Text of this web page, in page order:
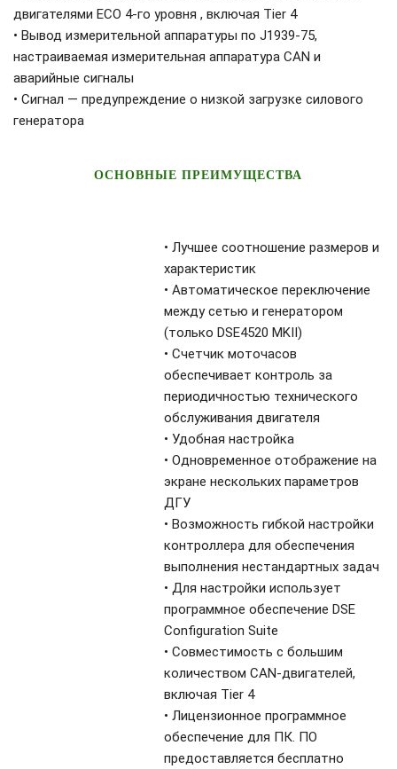
двигателями ECO 4-го уровня , включая Tier 4
• Вывод измерительной аппаратуры по J1939-75,
настраиваемая измерительная аппаратура CAN и
аварийные сигналы
• Сигнал — предупреждение о низкой загрузке силового
генератора
ОСНОВНЫЕ ПРЕИМУЩЕСТВА
• Лучшее соотношение размеров и
характеристик
• Автоматическое переключение
между сетью и генератором
(только DSE4520 MKII)
• Счетчик моточасов
обеспечивает контроль за
периодичностью технического
обслуживания двигателя
• Удобная настройка
• Одновременное отображение на
экране нескольких параметров
ДГУ
• Возможность гибкой настройки
контроллера для обеспечения
выполнения нестандартных задач
• Для настройки использует
программное обеспечение DSE
Configuration Suite
• Совместимость с большим
количеством CAN-двигателей,
включая Tier 4
• Лицензионное программное
обеспечение для ПК. ПО
предоставляется бесплатно